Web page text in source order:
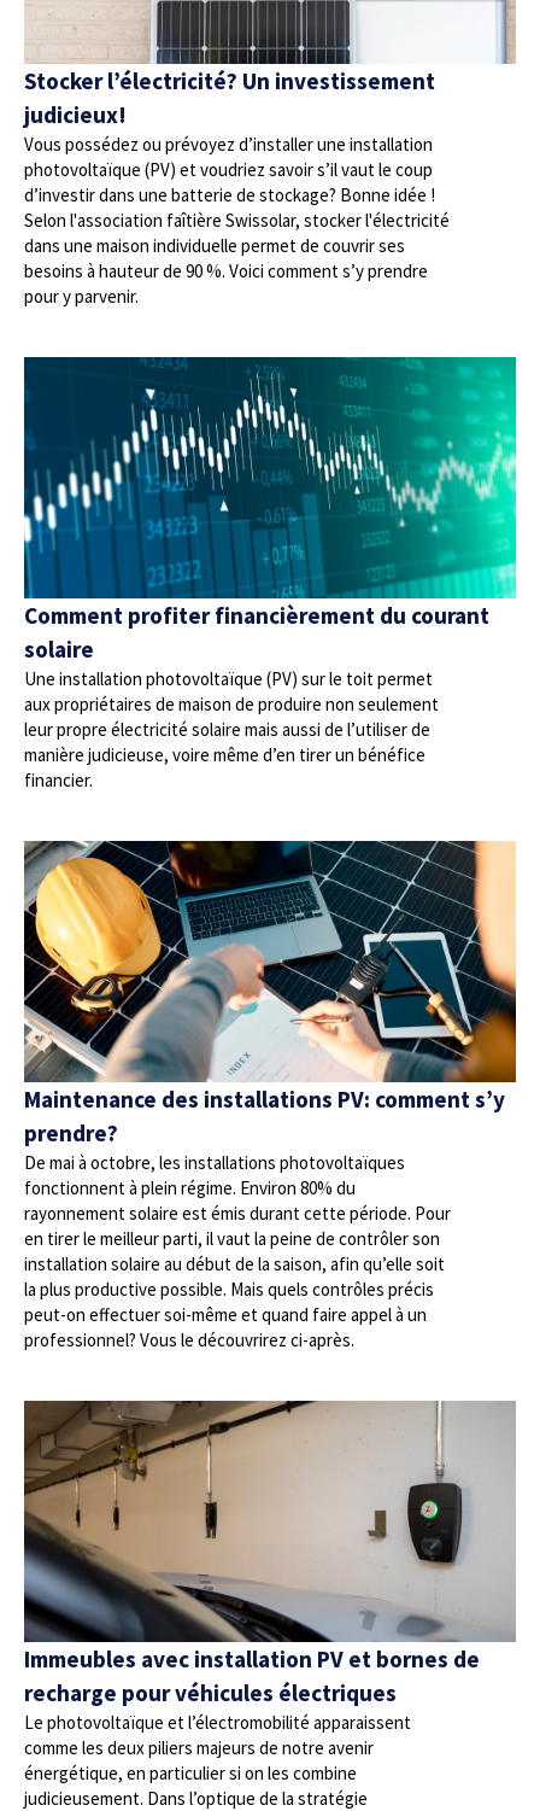
Stocker l’électricité? Un investissement
judicieux!
Vous possédez ou prévoyez d’installer une installation
photovoltaïque (PV) et voudriez savoir s’il vaut le coup
d’investir dans une batterie de stockage? Bonne idée !
Selon l'association faîtière Swissolar, stocker l'électricité
dans une maison individuelle permet de couvrir ses
besoins à hauteur de 90 %. Voici comment s’y prendre
pour y parvenir.
Comment profiter financièrement du courant
solaire
Une installation photovoltaïque (PV) sur le toit permet
aux propriétaires de maison de produire non seulement
leur propre électricité solaire mais aussi de l’utiliser de
manière judicieuse, voire même d’en tirer un bénéfice
financier.
Maintenance des installations PV: comment s’y
prendre?
De mai à octobre, les installations photovoltaïques
fonctionnent à plein régime. Environ 80% du
rayonnement solaire est émis durant cette période. Pour
en tirer le meilleur parti, il vaut la peine de contrôler son
installation solaire au début de la saison, afin qu’elle soit
la plus productive possible. Mais quels contrôles précis
peut-on effectuer soi-même et quand faire appel à un
professionnel? Vous le découvrirez ci-après.
Immeubles avec installation PV et bornes de
recharge pour véhicules électriques
Le photovoltaïque et l’électromobilité apparaissent
comme les deux piliers majeurs de notre avenir
énergétique, en particulier si on les combine
judicieusement. Dans l’optique de la stratégie